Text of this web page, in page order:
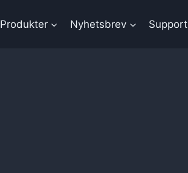
Produkter Nyhetsbrev Support